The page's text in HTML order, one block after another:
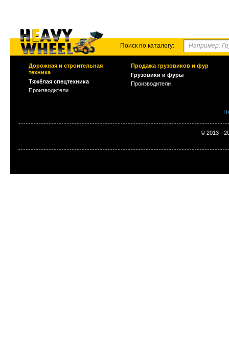
Поиск по каталогу:
Дорожная и строительная
техника
Тяжёлая спецтехника
Производители
Продажа грузовиков и фур
Грузовики и фуры
Производители
© 2013 -